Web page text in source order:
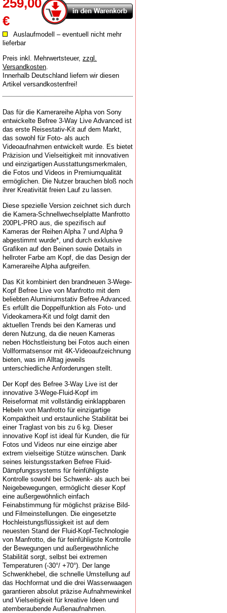
259,00
€
Auslaufmodell – eventuell nicht mehr
lieferbar
Preis inkl. Mehrwertsteuer, zzgl.
Versandkosten
Innerhalb Deutschland liefern wir diesen
Artikel versandkostenfrei!
Das für die Kamerareihe Alpha von Sony
entwickelte Befree 3-Way Live Advanced ist
das erste Reisestativ-Kit auf dem Markt,
das sowohl für Foto- als auch
Videoaufnahmen entwickelt wurde. Es bietet
Präzision und Vielseitigkeit mit innovativen
und einzigartigen Ausstattungsmerkmalen,
die Fotos und Videos in Premiumqualität
ermöglichen. Die Nutzer brauchen bloß noch
ihrer Kreativität freien Lauf zu lassen.
Diese spezielle Version zeichnet sich durch
die Kamera-Schnellwechselplatte Manfrotto
200PL-PRO aus, die spezifisch auf
Kameras der Reihen Alpha 7 und Alpha 9
abgestimmt wurde*, und durch exklusive
Grafiken auf den Beinen sowie Details in
hellroter Farbe am Kopf, die das Design der
Kamerareihe Alpha aufgreifen.
Das Kit kombiniert den brandneuen 3-Wege-
Kopf Befree Live von Manfrotto mit dem
beliebten Aluminiumstativ Befree Advanced.
Es erfüllt die Doppelfunktion als Foto- und
Videokamera-Kit und folgt damit den
aktuellen Trends bei den Kameras und
deren Nutzung, da die neuen Kameras
neben Höchstleistung bei Fotos auch einen
Vollformatsensor mit 4K-Videoaufzeichnung
bieten, was im Alltag jeweils
unterschiedliche Anforderungen stellt.
Der Kopf des Befree 3-Way Live ist der
innovative 3-Wege-Fluid-Kopf im
Reiseformat mit vollständig einklappbaren
Hebeln von Manfrotto für einzigartige
Kompaktheit und erstaunliche Stabilität bei
einer Traglast von bis zu 6 kg. Dieser
innovative Kopf ist ideal für Kunden, die für
Fotos und Videos nur eine einzige aber
extrem vielseitige Stütze wünschen. Dank
seines leistungsstarken Befree Fluid-
Dämpfungssystems für feinfühligste
Kontrolle sowohl bei Schwenk- als auch bei
Neigebewegungen, ermöglicht dieser Kopf
eine außergewöhnlich einfach
Feinabstimmung für möglichst präzise Bild-
und Filmeinstellungen. Die eingesetzte
Hochleistungsflüssigkeit ist auf dem
neuesten Stand der Fluid-Kopf-Technologie
von Manfrotto, die für feinfühligste Kontrolle
der Bewegungen und außergewöhnliche
Stabilität sorgt, selbst bei extremen
Temperaturen (-30°/ +70°). Der lange
Schwenkhebel, die schnelle Umstellung auf
das Hochformat und die drei Wasserwaagen
garantieren absolut präzise Aufnahmewinkel
und Vielseitigkeit für kreative Ideen und
atemberaubende Außenaufnahmen.